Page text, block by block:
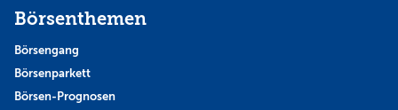
Börsenthemen
Börsengang
Börsenparkett
Börsen-Prognosen